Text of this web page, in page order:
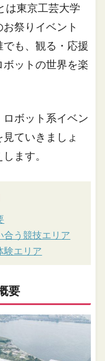
は東京工芸大学
祭りイベント
も、観る・応援
ットの世界を楽
ボット系イベン
ていきましょ
ます。
合う競技エリア
験エリア
要